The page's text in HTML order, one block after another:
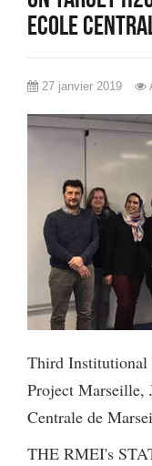
Ecole
27 janvier 2019
Third Institutional
Project Marseille,
Centrale de
THE RMEI's